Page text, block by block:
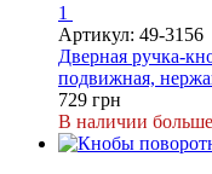
1
Артикул: 49-3156
Дверная ручка-
подвижная,
729 грн
В наличии